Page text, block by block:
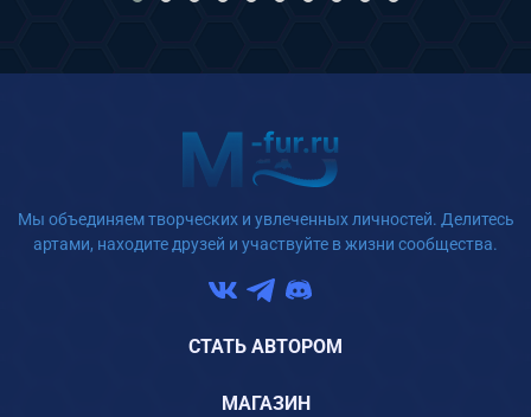
Мы объединяем творческих и увлеченных личностей. Делитесь
артами, находите друзей и участвуйте в жизни сообщества.
СТАТЬ АВТОРОМ
МАГАЗИН